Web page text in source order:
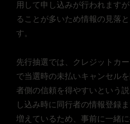
用して申し込みが行われます
ることが多いため情報の見落
す。
先行抽選では、クレジットカ
で当選時の未払いキャンセル
者側の信頼を得やすいという
し込み時に同行者の情報登録
増えているため、事前に一緒